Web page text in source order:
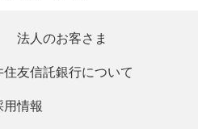
法人のお客さま
住友信託銀行について
用情報